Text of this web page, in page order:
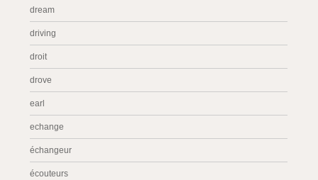
dream
driving
droit
drove
earl
echange
échangeur
écouteurs